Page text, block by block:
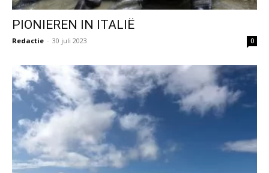
PIONIEREN IN ITALIË
Redactie - 30 juli 2023 0